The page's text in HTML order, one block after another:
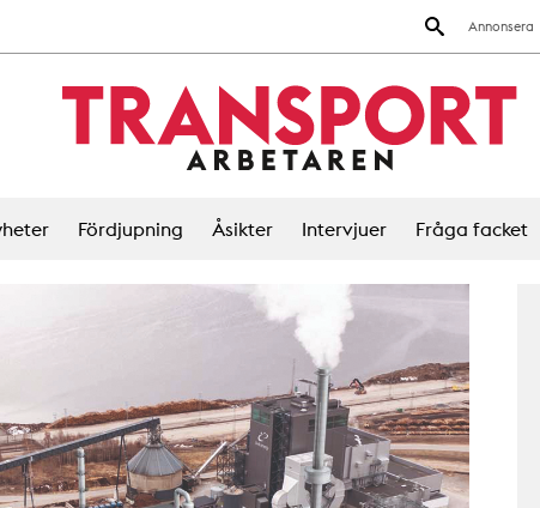
Annonsera
Fördjupning Åsikter Intervjuer Fråga facket